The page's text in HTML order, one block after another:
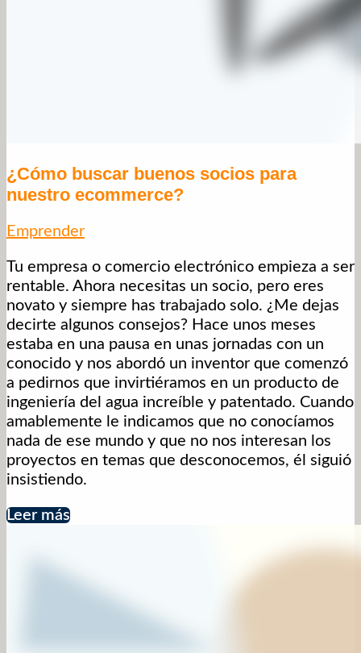
¿Cómo buscar buenos socios para
nuestro ecommerce?
Emprender
Tu empresa o comercio electrónico empieza a ser
rentable. Ahora necesitas un socio, pero eres
novato y siempre has trabajado solo. ¿Me dejas
decirte algunos consejos? Hace unos meses
estaba en una pausa en unas jornadas con un
conocido y nos abordó un inventor que comenzó
a pedirnos que invirtiéramos en un producto de
ingeniería del agua increíble y patentado. Cuando
amablemente le indicamos que no conocíamos
nada de ese mundo y que no nos interesan los
proyectos en temas que desconocemos, él siguió
insistiendo.
Leer más